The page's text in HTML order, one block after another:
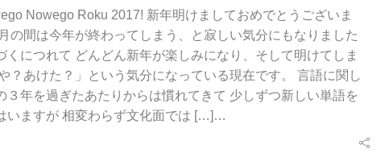
Nowego Roku 2017! 新年明けましておめでとうございま
の間は今年が終わってしまう、と寂しい気分にもなりました
くにつれて どんどん新年が楽しみになり、そして明けてしま
？あけた？」という気分になっている現在です。 言語に関し
３年を過ぎたあたりからは慣れてきて 少しずつ新しい単語を
いますが 相変わらず文化面では […]…